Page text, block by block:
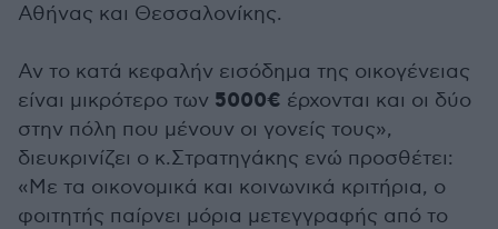
Αθήνας και Θεσσαλονίκης.
Αν το κατά κεφαλήν εισόδημα της οικογένειας
είναι μικρότερο των 5000€ έρχονται και οι δύο
στην πόλη που μένουν οι γονείς τους»,
διευκρινίζει ο κ.Στρατηγάκης ενώ προσθέτει:
«Με τα οικονομικά και κοινωνικά κριτήρια, ο
φοιτητής παίρνει μόρια μετεγγραφής από το